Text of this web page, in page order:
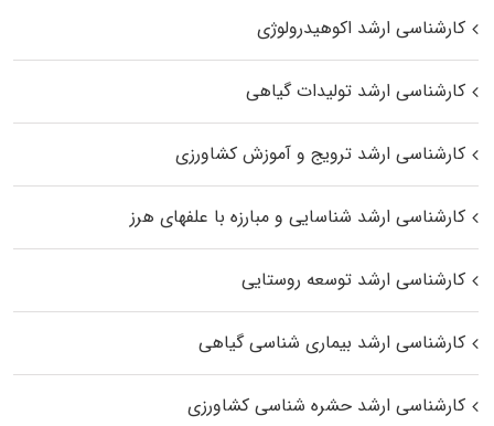
کارشناسی ارشد اکوهیدرولوژی
کارشناسی ارشد تولیدات گیاهی
کارشناسی ارشد ترویج و آموزش کشاورزی
کارشناسی ارشد شناسایی و مبارزه با علفهای هرز
کارشناسی ارشد توسعه روستایی
کارشناسی ارشد بیماری‌ شناسی گیاهی
کارشناسی ارشد حشره‌ شناسی کشاورزی